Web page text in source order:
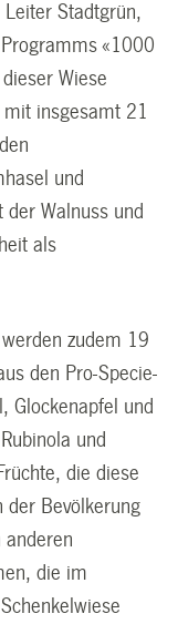
Stadtgrün,
«1000
Wiese
mit insgesamt 21
und
Walnuss und
als
zudem 19
den Pro-Specie-
Glockenapfel und
und
die diese
der Bevölkerung
die im